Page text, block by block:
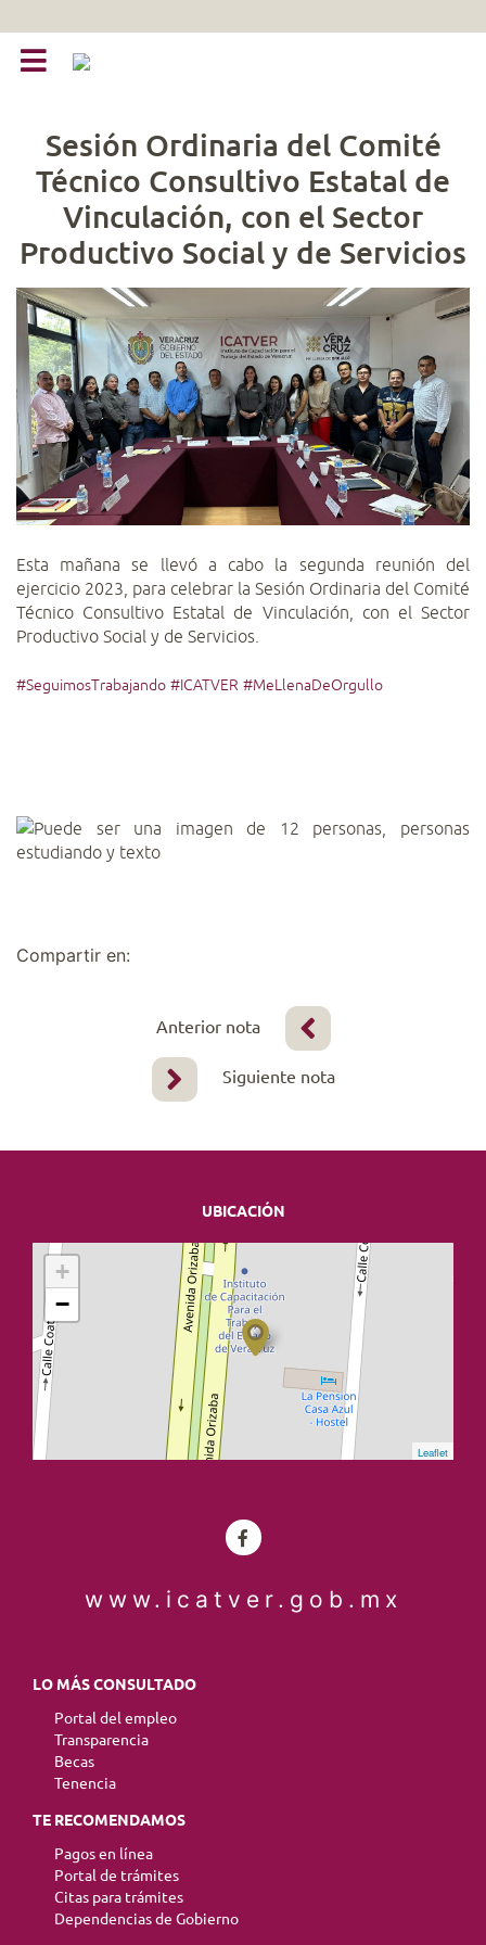
Sesión Ordinaria del Comité
Técnico Consultivo Estatal de
Vinculación, con el Sector
Productivo Social y de Servicios
Esta mañana se llevó a cabo la segunda reunión del
ejercicio 2023, para celebrar la Sesión Ordinaria del Comité
Técnico Consultivo Estatal de Vinculación, con el Sector
Productivo Social y de Servicios.
#SeguimosTrabajando #ICATVER #MeLlenaDeOrgullo
Compartir en:
Anterior nota
Siguiente nota
UBICACIÓN
+
−
Leaflet
www.icatver.gob.mx
LO MÁS CONSULTADO
Portal del empleo
Transparencia
Becas
Tenencia
TE RECOMENDAMOS
Pagos en línea
Portal de trámites
Citas para trámites
Dependencias de Gobierno